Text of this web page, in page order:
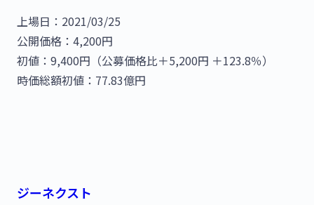
上場日：2021/03/25
公開価格：4,200円
初値：9,400円（公募価格比＋5,200円 ＋123.8％）
時価総額初値：77.83億円
ジーネクスト